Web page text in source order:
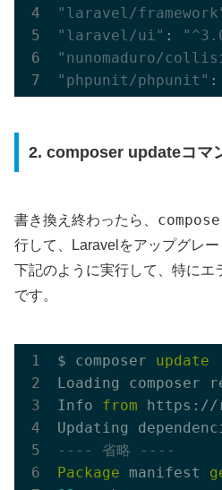
"laravel/
"laravel/ui" :
"nunomaduro/
"phpunit/phpunit" :
2. composer updateコマ
書き換え終わったら、
行して、Laravelをアップグレー
下記のように実行して、特にエ
です。
$ composer update
Loading composer
Info from https://
---- 省略 ----
Package manifest